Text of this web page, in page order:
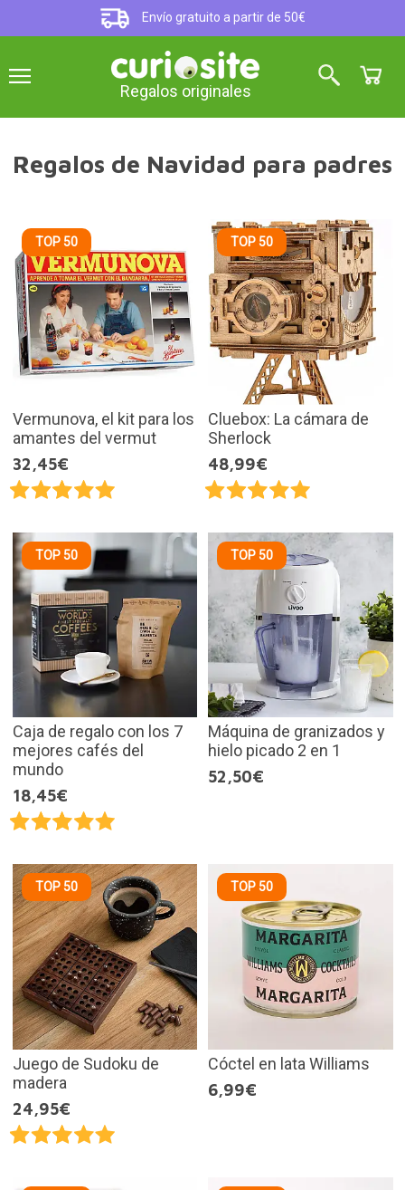
Envío gratuito a partir de 50€
Regalos originales
Regalos de Navidad para padres
TOP 50
Vermunova, el kit para los
amantes del vermut
32,45€
TOP 50
Cluebox: La cámara de
Sherlock
48,99€
TOP 50
Caja de regalo con los 7
mejores cafés del
mundo
18,45€
TOP 50
Máquina de granizados y
hielo picado 2 en 1
52,50€
TOP 50
Juego de Sudoku de
madera
24,95€
TOP 50
Cóctel en lata Williams
6,99€